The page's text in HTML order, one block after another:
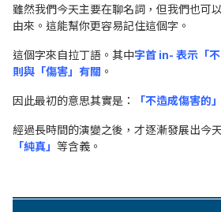
雖然我們今天主要在聊名詞，但我們也可
由來。這能幫你更容易記住這個字。
這個字來自拉丁語。其中字首 in- 表示「不
則與「傷害」有關 。
因此最初的意思其實是：
「不造成傷害的」
經過長時間的演變之後，才逐漸發展出今
「純真」 等含義。